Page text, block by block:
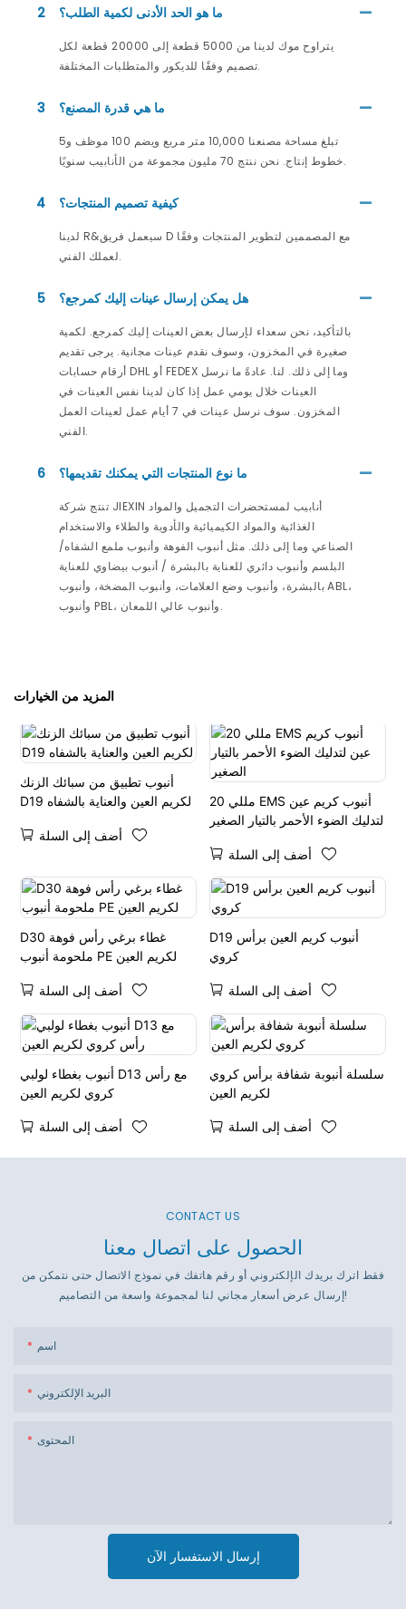
2 ما هو الحد الأدنى لكمية الطلب؟
يتراوح موك لدينا من 5000 قطعة إلى 20000 قطعة لكل
تصميم وفقًا للديكور والمتطلبات المختلفة.
3 ما هي قدرة المصنع؟
تبلغ مساحة مصنعنا 10,000 متر مربع ويضم 100 موظف و5
خطوط إنتاج. نحن ننتج 70 مليون مجموعة من الأنابيب سنويًا.
4 كيفية تصميم المنتجات؟
لدينا R&سيعمل فريق D مع المصممين لتطوير المنتجات وفقًا
لعملك الفني.
5 هل يمكن إرسال عينات إليك كمرجع؟
بالتأكيد، نحن سعداء لإرسال بعض العينات إليك كمرجع. لكمية
صغيرة في المخزون، وسوف نقدم عينات مجانية. يرجى تقديم
أرقام حسابات DHL أو FEDEX وما إلى ذلك. لنا. عادةً ما نرسل
العينات خلال يومي عمل إذا كان لدينا نفس العينات في
المخزون. سوف نرسل عينات في 7 أيام عمل لعينات العمل
الفني.
6 ما نوع المنتجات التي يمكنك تقديمها؟
تنتج شركة JIEXIN أنابيب لمستحضرات التجميل والمواد
الغذائية والمواد الكيميائية والأدوية والطلاء والاستخدام
الصناعي وما إلى ذلك. مثل أنبوب الفوهة وأنبوب ملمع الشفاه/
البلسم وأنبوب دائري للعناية بالبشرة / أنبوب بيضاوي للعناية
بالبشرة، وأنبوب وضع العلامات، وأنبوب المضخة، وأنبوب ABL،
وأنبوب PBL، وأنبوب عالي اللمعان.
المزيد من الخيارات
أنبوب تطبيق من سبائك الزنك
D19 لكريم العين والعناية بالشفاه
أضف إلى السلة
20 مللي EMS أنبوب كريم عين
لتدليك الضوء الأحمر بالتيار الصغير
أضف إلى السلة
D30 غطاء برغي رأس فوهة
ملحومة أنبوب PE لكريم العين
أضف إلى السلة
D19 أنبوب كريم العين برأس
كروي
أضف إلى السلة
أنبوب بغطاء لولبي D13 مع رأس
كروي لكريم العين
أضف إلى السلة
سلسلة أنبوبة شفافة برأس كروي
لكريم العين
أضف إلى السلة
CONTACT US
الحصول على اتصال معنا
فقط اترك بريدك الإلكتروني أو رقم هاتفك في نموذج الاتصال حتى نتمكن من
إرسال عرض أسعار مجاني لنا لمجموعة واسعة من التصاميم!
اسم
البريد الإلكتروني
المحتوى
إرسال الاستفسار الآن